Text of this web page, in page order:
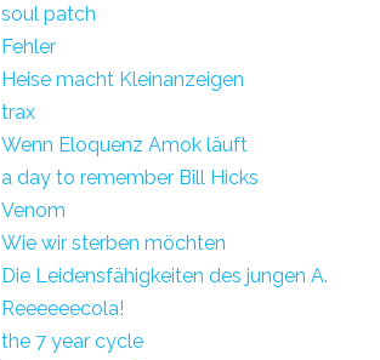
soul patch
Fehler
Heise macht Kleinanzeigen
trax
Wenn Eloquenz Amok läuft
a day to remember Bill Hicks
Venom
Wie wir sterben möchten
Die Leidensfähigkeiten des jungen A.
Reeeeeecola!
the 7 year cycle